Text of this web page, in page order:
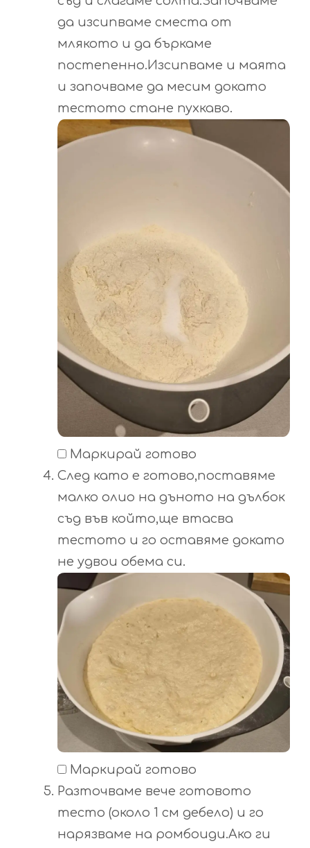
да изсипваме сместа от
млякото и да бъркаме
постепенно.Изсипваме и маята
и започваме да месим докато
тестото стане пухкаво.
Маркирай готово
След като е готово,поставяме
малко олио на дъното на дълбок
съд във който,ще втасва
тестото и го оставяме докато
не удвои обема си.
Маркирай готово
Разточваме вече готовото
тесто (около 1 см дебело) и го
нарязваме на ромбоиди.Ако ги